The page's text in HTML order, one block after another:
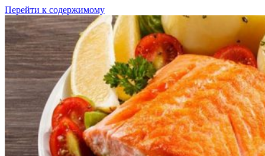
Перейти к содержимому